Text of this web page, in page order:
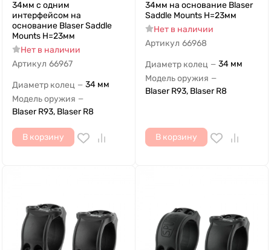
34мм с одним
интерфейсом на
основание Blaser Saddle
Mounts H=23мм
Нет в наличии
Артикул 66967
Диаметр колец — 34 мм
Модель оружия —
Blaser R93, Blaser R8
В корзину
34мм на основание Blaser
Saddle Mounts H=23мм
Нет в наличии
Артикул 66968
Диаметр колец — 34 мм
Модель оружия —
Blaser R93, Blaser R8
В корзину